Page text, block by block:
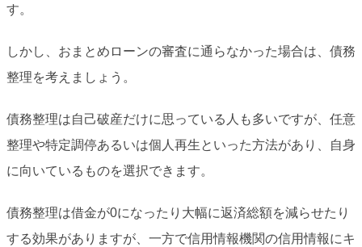
す。
しかし、おまとめローンの審査に通らなかった場合は、債務
整理を考えましょう。
債務整理は自己破産だけに思っている人も多いですが、任意
整理や特定調停あるいは個人再生といった方法があり、自身
に向いているものを選択できます。
債務整理は借金が0になったり大幅に返済総額を減らせたり
する効果がありますが、一方で信用情報機関の信用情報にキ